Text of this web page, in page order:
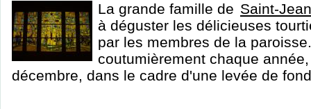
La grande famille de Saint-
à déguster les délicieuses
par les membres de la
coutumièrement chaque
décembre, dans le cadre d'une levée de